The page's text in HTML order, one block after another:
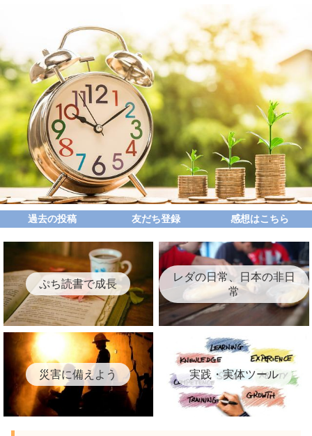
過去の投稿 友だち登録 感想はこちら
ぷち読書で成長
レダの日常、日本の非日
常
災害に備えよう 実践・実体ツール